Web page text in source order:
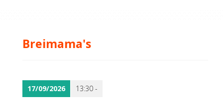
Breimama's
17/09/2026 13:30 -